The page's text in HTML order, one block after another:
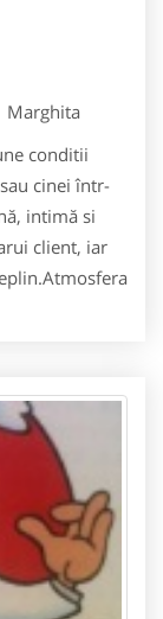
Marghita
conditii
cinei într-
intimă si
client, iar